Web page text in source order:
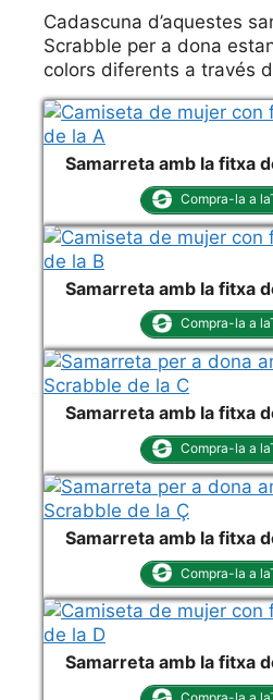
Cadascuna d’aquestes
Scrabble per a dona
colors diferents a través
Samarreta amb la fitxa
Compra-la a
Samarreta amb la fitxa
Compra-la a
Samarreta amb la fitxa
Compra-la a
Samarreta amb la fitxa
Compra-la a
Samarreta amb la fitxa